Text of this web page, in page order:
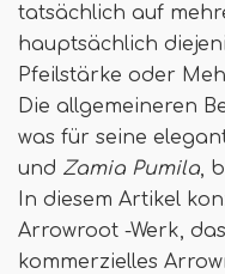
tatsächlich auf
hauptsächlich
Pfeilstärke oder
Die allgemeineren
was für seine
und Zamia Pumila,
In diesem Artikel
Arrowroot -Werk,
kommerzielles